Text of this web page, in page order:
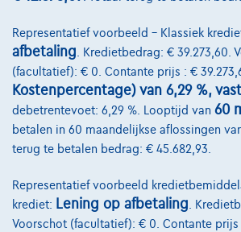
Vergelijk
Bekijk wagen
Representatief voorbeeld – Klassiek
afbetaling . Kredietbedrag: € 39.273,60.
(facultatief): € 0. Contante prijs : €
Kostenpercentage) van 6,29 %,
debetrentevoet: 6,29 %. Looptijd van 60
betalen in 60 maandelijkse aflossingen
terug te betalen bedrag: € 45.682,93.
Representatief voorbeeld
krediet: Lening op afbetaling .
Voorschot (facultatief): € 0. Contante prijs